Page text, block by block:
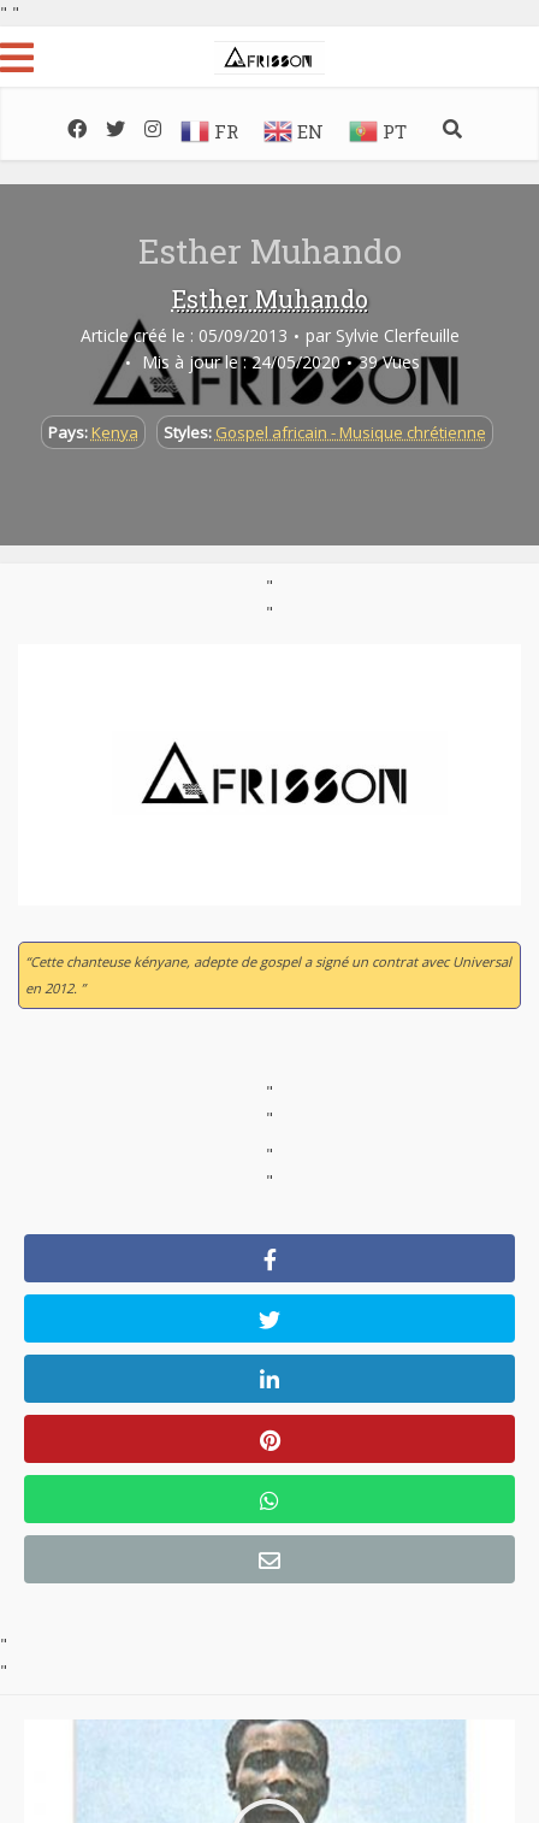
" "
FR EN PT
Esther Muhando
Esther Muhando
Article créé le : 05/09/2013 par Sylvie Clerfeuille
Mis à jour le : 24/05/2020
39 Vues
Pays: Kenya Styles: Gospel africain - Musique chrétienne
"
"
“Cette chanteuse kényane, adepte de gospel a signé un contrat avec Universal
en 2012. ”
"
"
"
"
"
"